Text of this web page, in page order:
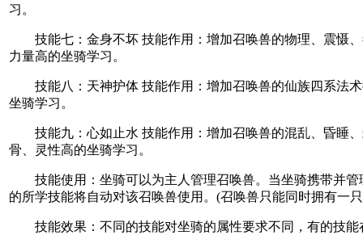
习。
技能七：金身不坏 技能作用：增加召唤兽的物理、震慑、
力量高的坐骑学习。
技能八：天神护体 技能作用：增加召唤兽的仙族四系法术
坐骑学习。
技能九：心如止水 技能作用：增加召唤兽的混乱、昏睡、
骨、灵性高的坐骑学习。
技能使用：坐骑可以为主人管理召唤兽。当坐骑携带并管
的所学技能将自动对该召唤兽使用。(召唤兽只能同时拥有一
技能效果：不同的技能对坐骑的属性要求不同，有的技能